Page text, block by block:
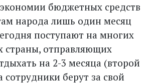
бюджетных средств
народа лишь один месяц
поступают на многих
страны, отправляющих
на 2-3 месяца (второй
сотрудники берут за свой